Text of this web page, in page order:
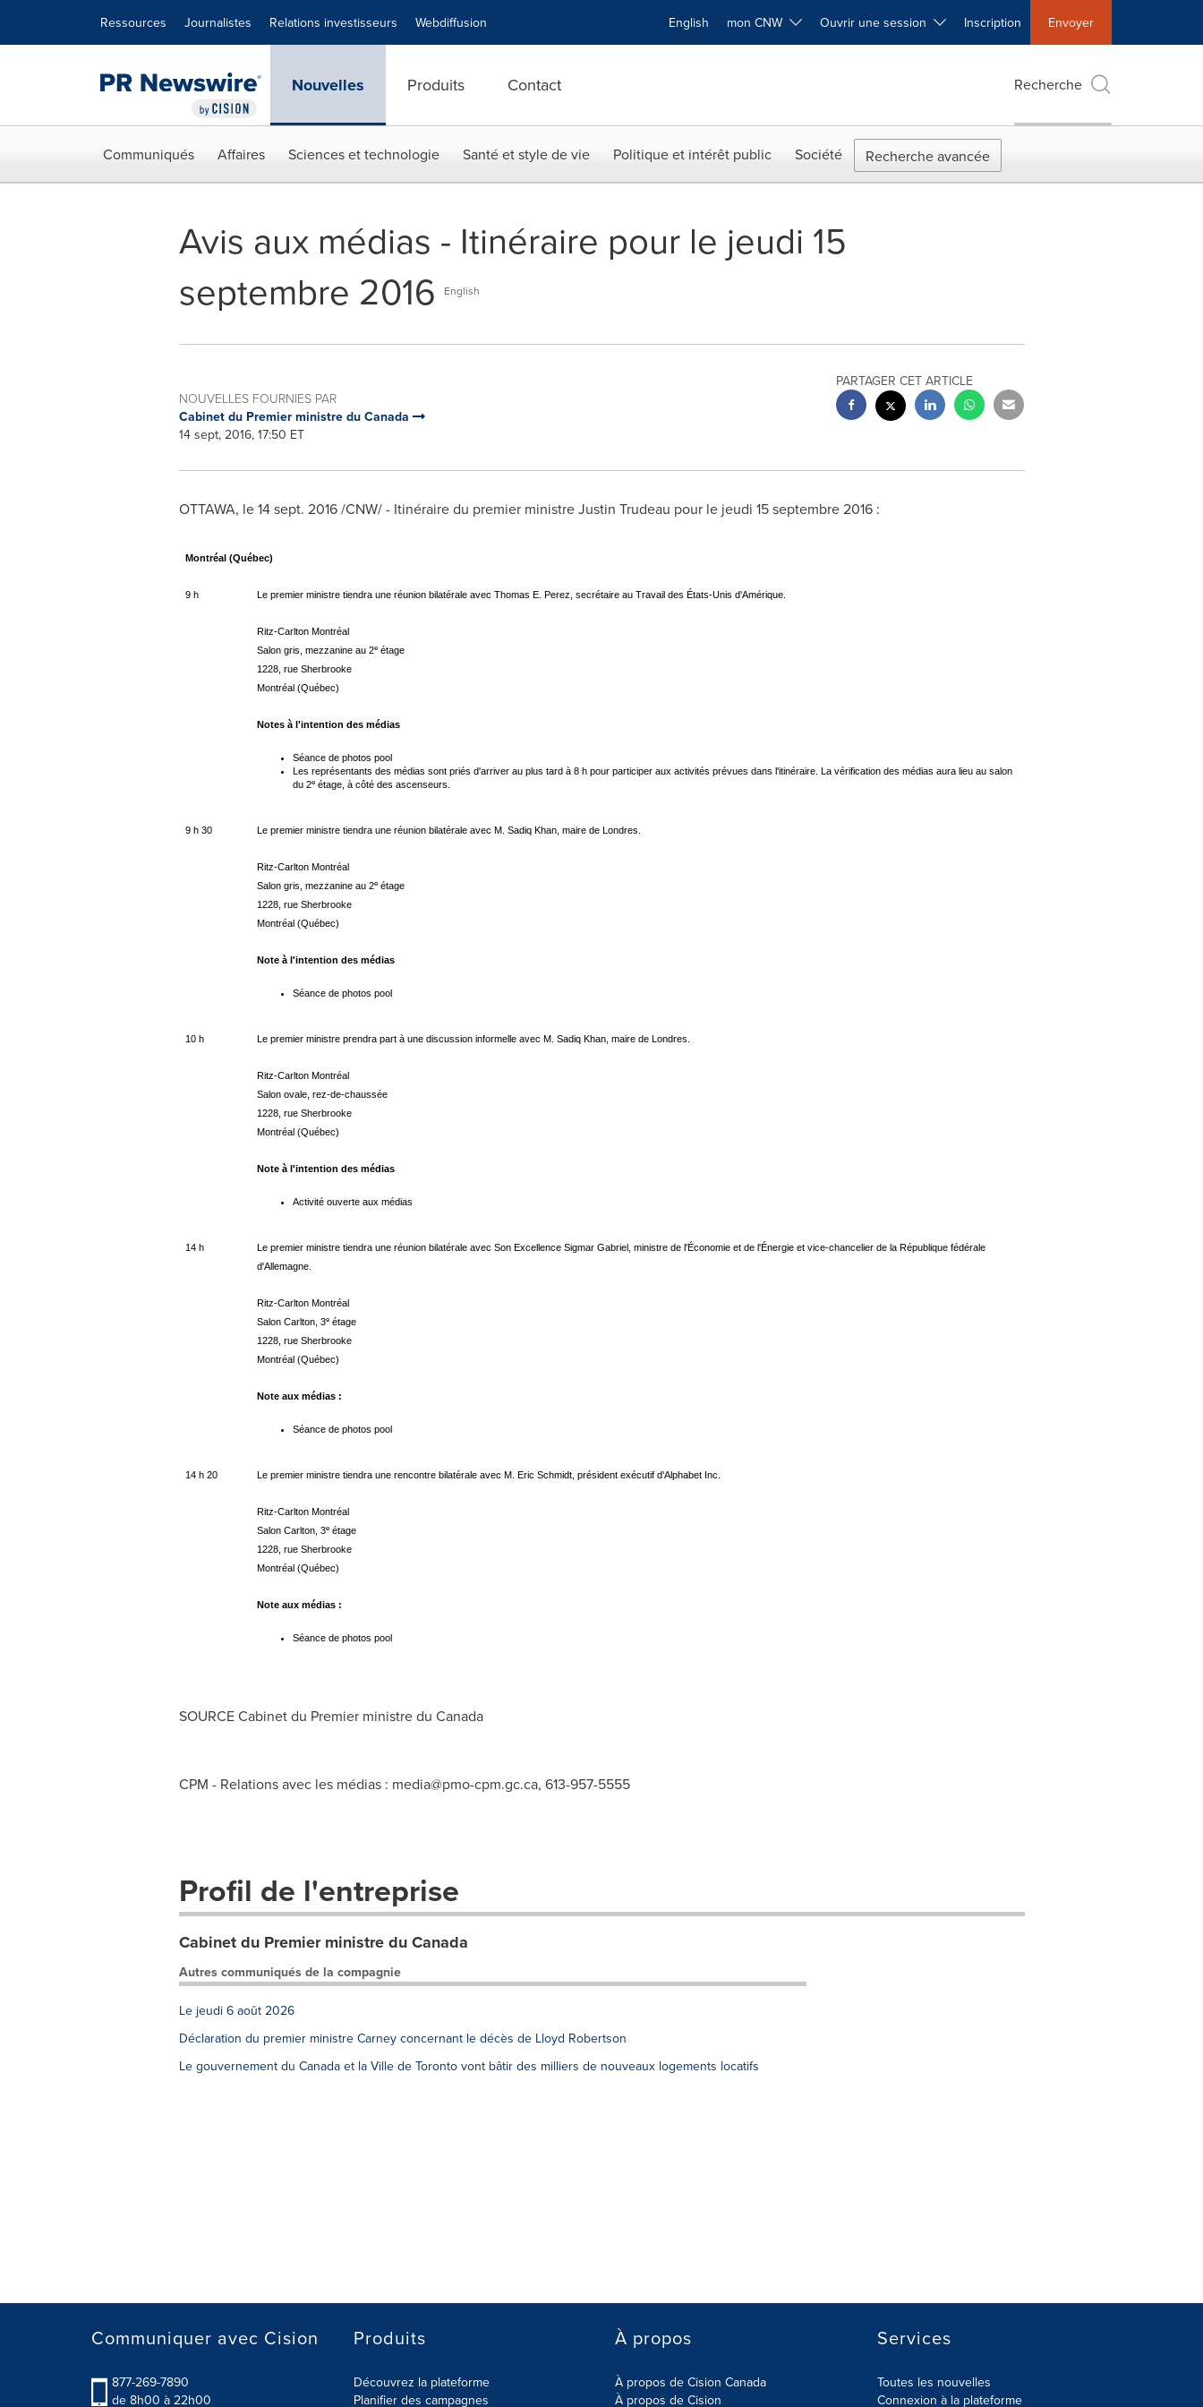
Ressources Journalistes Relations investisseurs Webdiffusion English mon CNW Ouvrir une session Inscription Envoyer
Nouvelles Produits Contact Recherche
Communiqués Affaires Sciences et technologie Santé et style de vie Politique et intérêt public Société Recherche avancée
Avis aux médias - Itinéraire pour le jeudi 15
septembre 2016
English
NOUVELLES FOURNIES PAR
Cabinet du Premier ministre du Canada
14 sept, 2016, 17:50 ET
PARTAGER CET ARTICLE
OTTAWA, le14 sept. 2016/CNW/ - Itinéraire du premier ministreJustin Trudeau pour le jeudi 15 septembre 2016 :
Montréal (Québec)
9 h Le premier ministre tiendra une réunion bilatérale avec Thomas E. Perez, secrétaire au Travail des États-Unis d'Amérique.
Ritz-Carlton Montréal
Salon gris, mezzanine au 2eétage
1228, rue Sherbrooke
Montréal (Québec)
Notes à l'intention des médias
Séance de photos pool
Les représentants des médias sont priés d'arriver au plus tard à 8 h pour participer aux activités prévues dans l'itinéraire. La vérification des médias aura lieu au salon
du 2eétage, à côté des ascenseurs.
9 h 30 Le premier ministre tiendra une réunion bilatérale avec M. Sadiq Khan, maire de Londres.
Ritz-Carlton Montréal
Salon gris, mezzanine au 2eétage
1228, rue Sherbrooke
Montréal (Québec)
Note à l'intention des médias
Séance de photos pool
10 h Le premier ministre prendra part à une discussion informelle avec M. Sadiq Khan, maire de Londres.
Ritz-Carlton Montréal
Salon ovale, rez-de-chaussée
1228, rue Sherbrooke
Montréal (Québec)
Note à l'intention des médias
Activité ouverte aux médias
14 h
Le premier ministre tiendra une réunion bilatérale avec Son Excellence Sigmar Gabriel, ministre de l'Économie et de l'Énergie et vice-chancelier de la République fédérale
d'Allemagne.
Ritz-Carlton Montréal
Salon Carlton, 3eétage
1228, rue Sherbrooke
Montréal (Québec)
Note aux médias :
Séance de photos pool
14 h 20 Le premier ministre tiendra une rencontre bilatérale avec M. Eric Schmidt, président exécutif d'Alphabet Inc.
Ritz-Carlton Montréal
Salon Carlton, 3eétage
1228, rue Sherbrooke
Montréal (Québec)
Note aux médias :
Séance de photos pool
SOURCE Cabinet du Premier ministre du Canada
CPM - Relations avec les médias : media@pmo-cpm.gc.ca, 613-957-5555
Profil de l'entreprise
Cabinet du Premier ministre du Canada
Autres communiqués de la compagnie
Le jeudi 6 août 2026
Déclaration du premier ministre Carney concernant le décès de Lloyd Robertson
Le gouvernement du Canada et la Ville de Toronto vont bâtir des milliers de nouveaux logements locatifs
Communiquer avec Cision
877-269-7890
de 8h00 à 22h00
Produits
Découvrez la plateforme
Planifier des campagnes
À propos
À propos de Cision Canada
À propos de Cision
Services
Toutes les nouvelles
Connexion à la plateforme